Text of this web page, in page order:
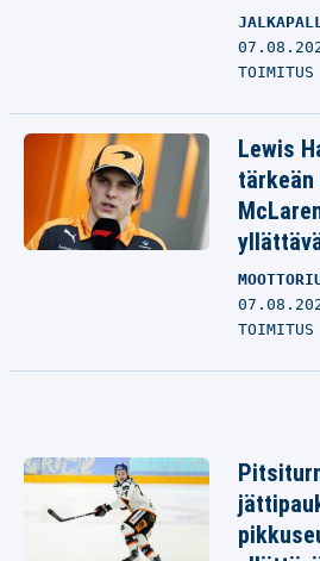
TOIMITUS
Lewis
tärkeän
TOIMITUS